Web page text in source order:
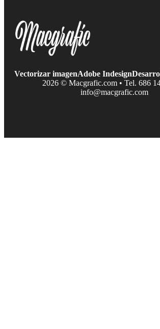
Vectorizar imagenAdobe Indesign
2026 © Macgrafic.com • Tel. 686
info@macgrafic.com